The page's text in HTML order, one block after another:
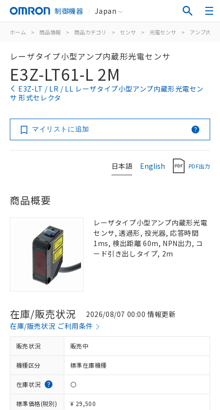
制御機器 Japan
ホーム > 商品情報 > 商品カテゴリ > センサ > 光電センサ > アンプ内蔵
レーザタイプ小型アンプ内蔵形光電センサ
E3Z-LT61-L 2M
E3Z-LT / LR / LL レーザタイプ小型アンプ内蔵形光電セン
サ 形式セレクタ
マイリストに追加
日本語 English PDF出力
商品概要
レーザタイプ小型アンプ内蔵形光電
センサ, 透過形, 投光器, 応答時間
1ms, 検出距離 60m, NPN出力, コ
ード引き出しタイプ, 2m
在庫/販売状況
2026/08/07 00:00 情報更新
在庫/販売状況 ご利用条件
販売状況 販売中
機種区分 標準在庫機種
在庫状況 〇
標準価格(税別) ¥ 29,500